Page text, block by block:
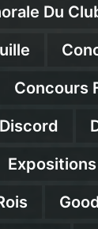
Du
Concours
Discord
Expositions